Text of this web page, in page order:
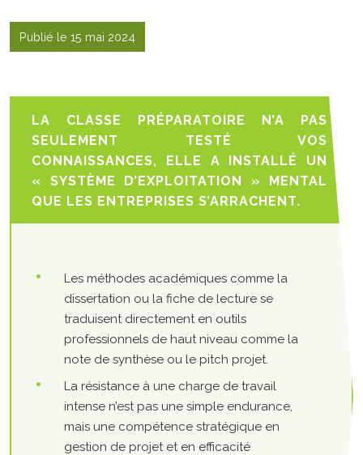
Publié le 15 mai 2024
LA CLASSE PRÉPARATOIRE N’A PAS
SEULEMENT TESTÉ VOS
CONNAISSANCES, ELLE A INSTALLÉ UN
« SYSTÈME D’EXPLOITATION » MENTAL
QUE LES ENTREPRISES S’ARRACHENT.
Les méthodes académiques comme la
dissertation ou la fiche de lecture se
traduisent directement en outils
professionnels de haut niveau comme la
note de synthèse ou le pitch projet.
La résistance à une charge de travail
intense n’est pas une simple endurance,
mais une compétence stratégique en
gestion de projet et en efficacité